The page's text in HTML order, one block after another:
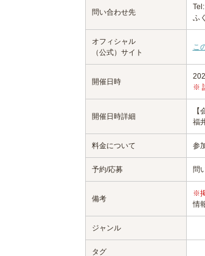
問い合わせ先
Tel:
ふ
オフィシャル
（公式）サイト
こ
開催日時
※
開催日時詳細
【
福
料金について 参
予約/応募 問
備考
※
情
ジャンル
タグ